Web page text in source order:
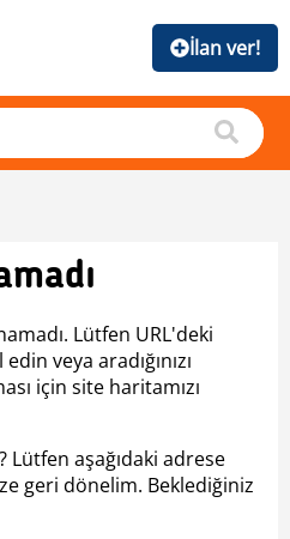
İlan ver!
Lütfen URL'deki
veya aradığınızı
için site haritamızı
aşağıdaki adrese
geri dönelim. Beklediğiniz